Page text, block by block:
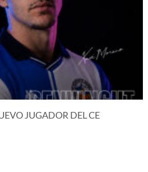
JUGADOR DEL CE